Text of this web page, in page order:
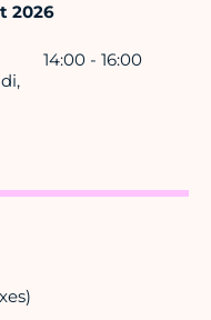
2026
14:00 - 16:00